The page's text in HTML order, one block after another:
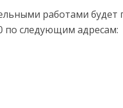
работами
по следующим адресам: